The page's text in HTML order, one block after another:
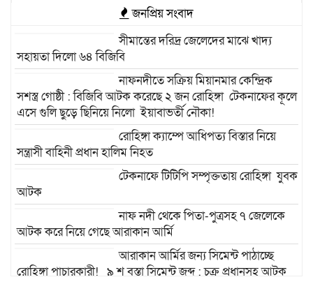
জনপ্রিয় সংবাদ
সীমান্তের দরিদ্র জেলেদের মাঝে খাদ্য
সহায়তা দিলো ৬৪ বিজিবি
নাফনদীতে সক্রিয় মিয়ানমার কেন্দ্রিক
সশস্ত্র গোষ্ঠী : বিজিবি আটক করেছে ২ জন রোহিঙ্গা টেকনাফের কূলে
এসে গুলি ছুড়ে ছিনিয়ে নিলো ইয়াবাভর্তী নৌকা!
রোহিঙ্গা ক্যাম্পে আধিপত্য বিস্তার নিয়ে
সন্ত্রাসী বাহিনী প্রধান হালিম নিহত
টেকনাফে টিটিপি সম্পৃক্ততায় রোহিঙ্গা যুবক
আটক
নাফ নদী থেকে পিতা-পুত্রসহ ৭ জেলেকে
আটক করে নিয়ে গেছে আরাকান আর্মি
আরাকান আর্মির জন্য সিমেন্ট পাঠাচ্ছে
রোহিঙ্গা পাচারকারী! ৯ শ বস্তা সিমেন্ট জব্দ : চক্র প্রধানসহ আটক